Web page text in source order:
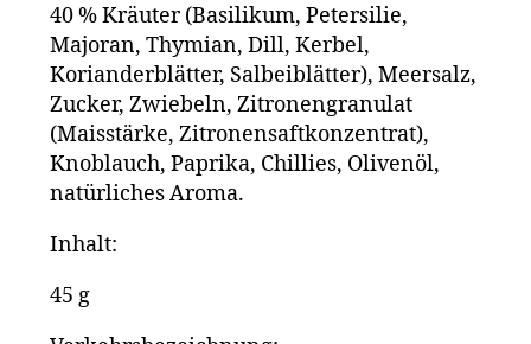
40 % Kräuter (Basilikum, Petersilie,
Majoran, Thymian, Dill, Kerbel,
Korianderblätter, Salbeiblätter), Meersalz,
Zucker, Zwiebeln, Zitronengranulat
(Maisstärke, Zitronensaftkonzentrat),
Knoblauch, Paprika, Chillies, Olivenöl,
natürliches Aroma.
Inhalt:
45 g